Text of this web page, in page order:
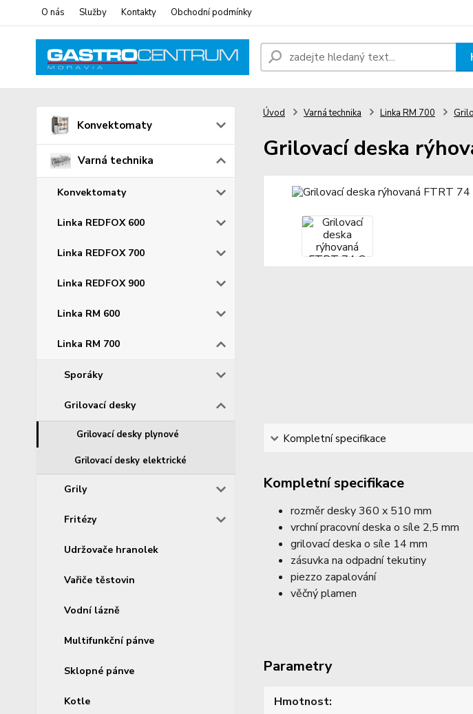
O nás Služby Kontakty Obchodní podmínky
Konvektomaty
Varná technika
Konvektomaty
Linka REDFOX 600
Linka REDFOX 700
Linka REDFOX 900
Linka RM 600
Linka RM 700
Sporáky
Grilovací desky
Grilovací desky plynové
Grilovací desky elektrické
Grily
Fritézy
Udržovače hranolek
Vařiče těstovin
Vodní lázně
Multifunkční pánve
Sklopné pánve
Kotle
Úvod Varná technika Linka RM 700
Grilovací deska
Kompletní specifikace
Kompletní specifikace
rozměr desky 360 x 510 mm
vrchní pracovní deska o síle 2,5 mm
grilovací deska o síle 14 mm
zásuvka na odpadní tekutiny
piezzo zapalování
věčný plamen
Parametry
Hmotnost